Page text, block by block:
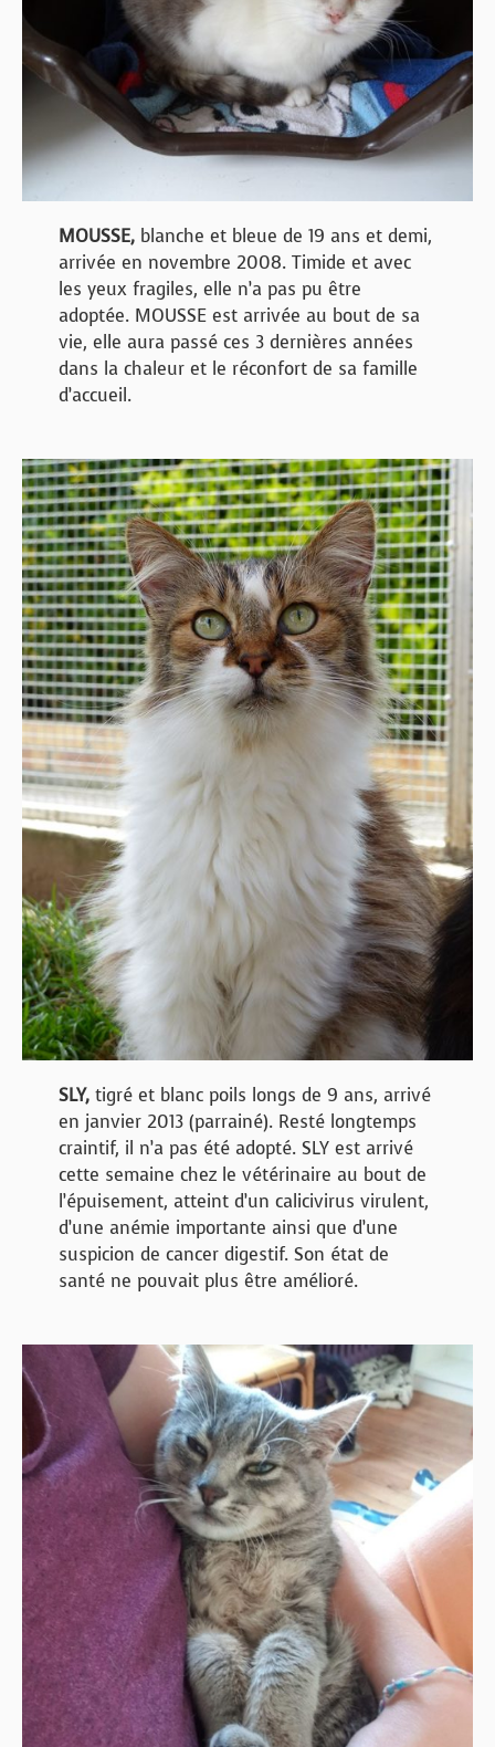
MOUSSE, blanche et bleue de 19 ans et demi,
arrivée en novembre 2008. Timide et avec
les yeux fragiles, elle n’a pas pu être
adoptée. MOUSSE est arrivée au bout de sa
vie, elle aura passé ces 3 dernières années
dans la chaleur et le réconfort de sa famille
d’accueil.
SLY, tigré et blanc poils longs de 9 ans, arrivé
en janvier 2013 (parrainé). Resté longtemps
craintif, il n’a pas été adopté. SLY est arrivé
cette semaine chez le vétérinaire au bout de
l’épuisement, atteint d’un calicivirus virulent,
d’une anémie importante ainsi que d’une
suspicion de cancer digestif. Son état de
santé ne pouvait plus être amélioré.